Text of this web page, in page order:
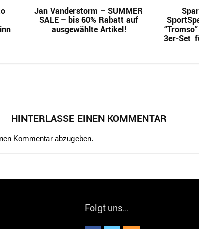
Jan Vanderstorm – SUMMER
SALE – bis 60% Rabatt auf
ausgewählte Artikel!
3er-Set
HINTERLASSE EINEN KOMMENTAR
Kommentar abzugeben.
Folgt uns…